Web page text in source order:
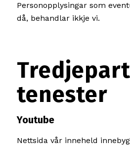
Personopplysingar som
då, behandlar ikkje vi.
tenester
Youtube
Nettsida vår inneheld